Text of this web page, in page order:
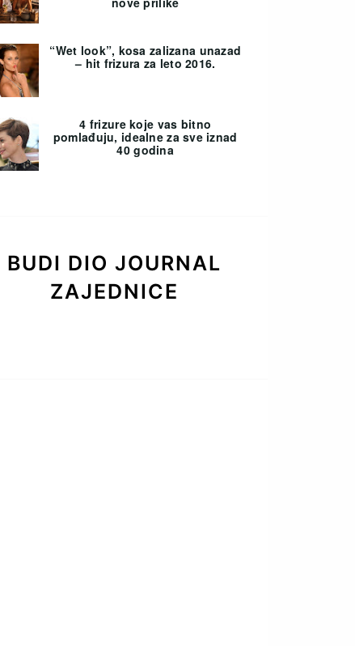
“Wet look”, kosa zalizana unazad
– hit frizura za leto 2016.
4 frizure koje vas bitno
pomlađuju, idealne za sve iznad
40 godina
BUDI DIO JOURNAL
ZAJEDNICE